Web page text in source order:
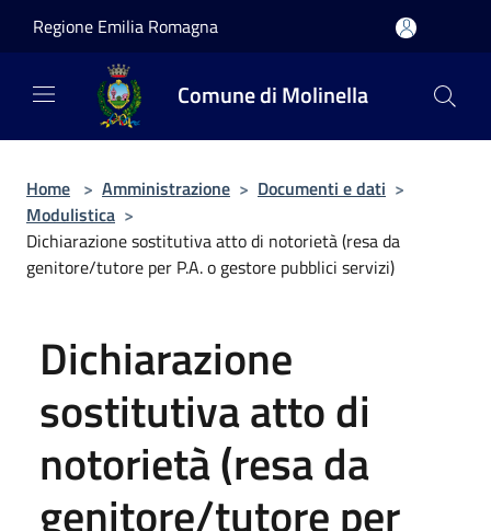
Regione Emilia Romagna
Comune di Molinella
Home > Amministrazione > Documenti e dati >
Modulistica >
Dichiarazione sostitutiva atto di notorietà (resa da
genitore/tutore per P.A. o gestore pubblici servizi)
Dichiarazione
sostitutiva atto di
notorietà (resa da
genitore/tutore per